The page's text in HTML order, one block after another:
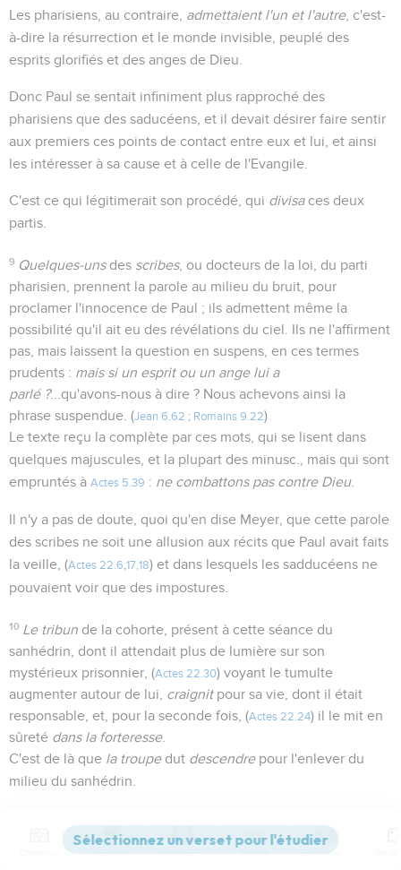
Les pharisiens, au contraire, admettaient l'un et l'autre, c'est-
à-dire la résurrection et le monde invisible, peuplé des
esprits glorifiés et des anges de Dieu.
Donc Paul se sentait infiniment plus rapproché des
pharisiens que des saducéens, et il devait désirer faire sentir
aux premiers ces points de contact entre eux et lui, et ainsi
les intéresser à sa cause et à celle de l'Evangile.
C'est ce qui légitimerait son procédé, qui divisaces deux
partis.
9 Quelques-unsdes scribes, ou docteurs de la loi, du parti
pharisien, prennent la parole au milieu du bruit, pour
proclamer l'innocence de Paul ; ils admettent même la
possibilité qu'il ait eu des révélations du ciel. Ils ne l'affirment
pas, mais laissent la question en suspens, en ces termes
prudents : mais si un esprit ou un ange lui a
parlé ?...qu'avons-nous à dire ? Nous achevons ainsi la
phrase suspendue. (Jean 6.62 ; Romains 9.22)
Le texte reçu la complète par ces mots, qui se lisent dans
quelques majuscules, et la plupart des minusc., mais qui sont
empruntés à Actes 5.39 : ne combattons pas contre Dieu.
Il n'y a pas de doute, quoi qu'en dise Meyer, que cette parole
des scribes ne soit une allusion aux récits que Paul avait faits
la veille, (Actes 22.6 17,18) et dans lesquels les sadducéens ne
pouvaient voir que des impostures.
10 Le tribun de la cohorte, présent à cette séance du
sanhédrin, dont il attendait plus de lumière sur son
mystérieux prisonnier, (Actes 22.30) voyant le tumulte
augmenter autour de lui, craignitpour sa vie, dont il était
responsable, et, pour la seconde fois, (Actes 22.24) il le mit en
sûreté dans la forteresse.
C'est de là que la troupedut descendrepour l'enlever du
milieu du sanhédrin.
Paul, dans les dangers et les souffrances qu'il endurait
alors et qui l'attendaient dans sa longue captivité, avait grand
Versions Commentaires Strong